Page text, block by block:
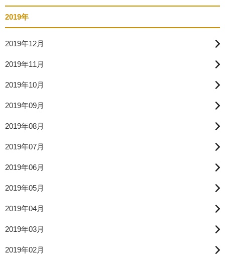
2019年
2019年12月
2019年11月
2019年10月
2019年09月
2019年08月
2019年07月
2019年06月
2019年05月
2019年04月
2019年03月
2019年02月